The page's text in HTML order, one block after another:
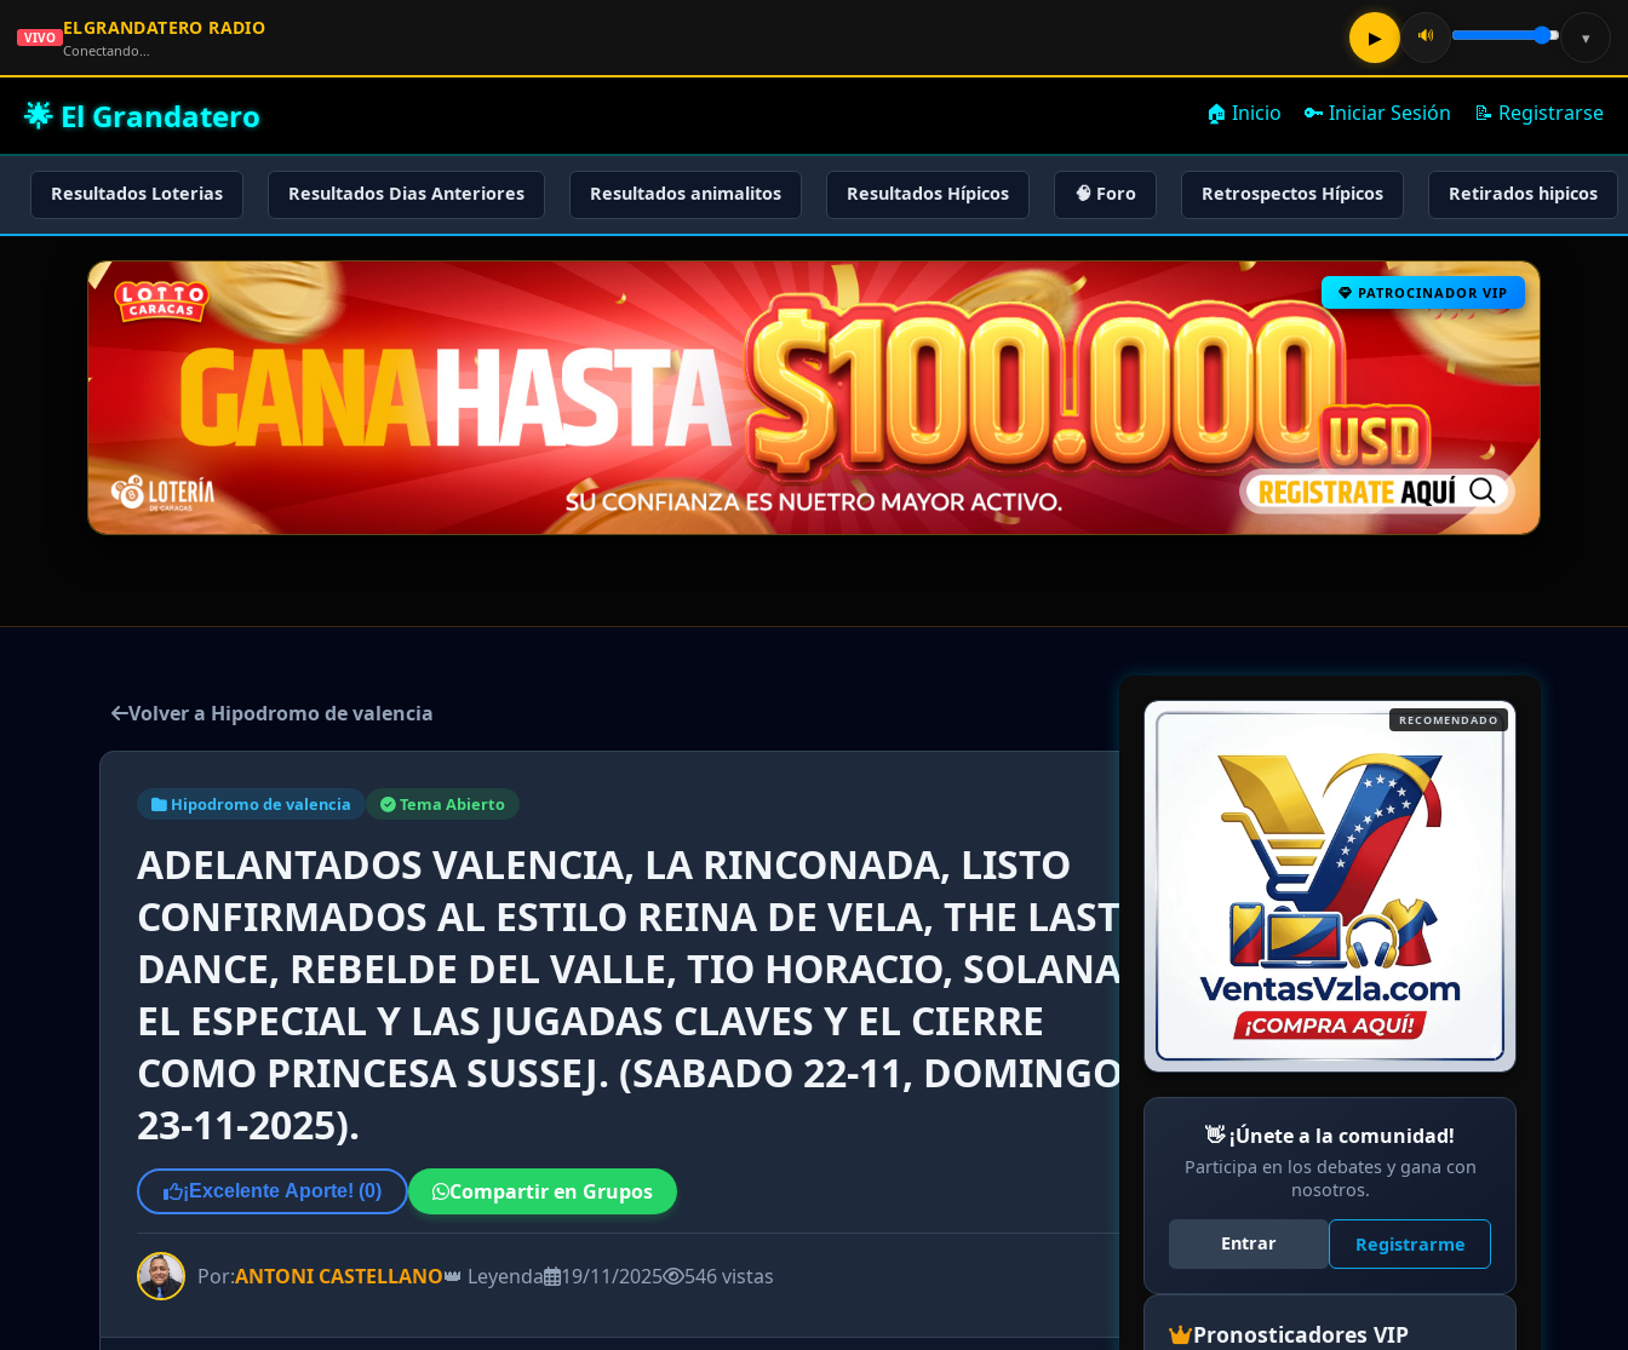
🌟 El Grandatero 🏠 Inicio 🔑 Iniciar Sesión 📝 Registrarse
Resultados Loterias Resultados Dias Anteriores Resultados animalitos Resultados Hípicos 🧠 Foro Retrospectos Hípicos Retirados hipicos
PATROCINADOR VIP
Volver a Hipodromo de valencia
Hipodromo de valencia Tema Abierto
ADELANTADOS VALENCIA, LA RINCONADA, LISTO
CONFIRMADOS AL ESTILO REINA DE VELA, THE LAST
DANCE, REBELDE DEL VALLE, TIO HORACIO, SOLANA,
EL ESPECIAL Y LAS JUGADAS CLAVES Y EL CIERRE
COMO PRINCESA SUSSEJ. (SABADO 22-11, DOMINGO
23-11-2025).
¡Excelente Aporte! (0) Compartir en Grupos
Por:ANTONI CASTELLANO👑 Leyenda 19/11/2025 546 vistas
RECOMENDADO
👋 ¡Únete a la comunidad!
Participa en los debates y gana con
nosotros.
Entrar Registrarme
Pronosticadores VIP
VIVO ELGRANDATERO RADIO
Conectando…
▶ 🔊 ▾